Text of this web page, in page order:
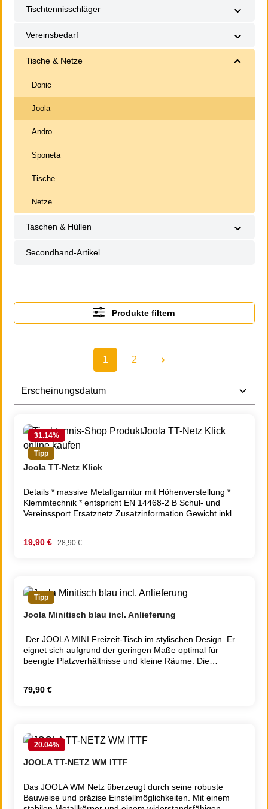
Tischtennisschläger
Vereinsbedarf
Tische & Netze
Donic
Joola
Andro
Sponeta
Tische
Netze
Taschen & Hüllen
Secondhand-Artikel
Produkte filtern
Seite
1
Seite
2
31.14%
Tipp
Joola TT-Netz Klick
Details * massive Metallgarnitur mit Höhenverstellung *
Klemmtechnik * entspricht EN 14468-2 B Schul- und
Vereinssport Ersatznetz Zusatzinformation Gewicht inkl.
Verkaufspreis:
19,90 € Regulärer Preis:
28,90 €
Tipp
Joola Minitisch blau incl. Anlieferung
Der JOOLA MINI Freizeit-Tisch im stylischen Design. Er
eignet sich aufgrund der geringen Maße optimal für
beengte Platzverhältnisse und kleine Räume. Die
Spielspaß. Die Netzgarnitur ist bereits enthalten, sodass
hat der Tisch die Maße 90 cm (Länge), 45 cm (Breite) und
76 cm (Höhe). Das Gesamtgewicht beträgt 5,65kg.Maße
(LxBxH): 90 x 45 x 76 cmGewicht: 5,65 kgFarben: blau
ZulassungWetterfest:NeinGewicht Netto (in
g):5.650Gewicht Brutto (in
Regulärer Preis:
79,90 €
20.04%
JOOLA TT-NETZ WM ITTF
Das JOOLA WM Netz überzeugt durch seine robuste
Bauweise und präzise Einstellmöglichkeiten. Mit einem